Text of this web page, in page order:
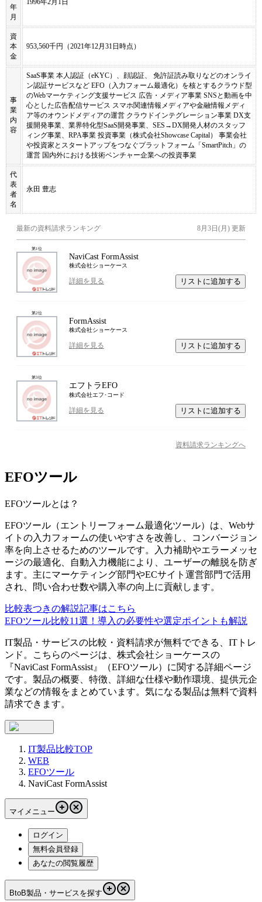
年
月
1996年2月1日
資
本
金
953,560千円（2021年12月31日時点）
事
業
内
容
SaaS事業 本人認証（eKYC）、顔認証、 免許証読み取りなどのオンライ
ン認証サービスなど EFO（入力フォーム最適化）を核とするクラウド型
のWebマーケティング支援サービス 広告・メディア事業 SNSと動画を中
心とした広告配信サービス スマホ関連情報メディアや金融情報メディ
ア等のオウンドメディアの運営 クラウドインテグレーション事業 DX支
援開発事業、業界特化型SaaS開発事業、SES→DX開発人材のスタッフ
ィング事業、RPA事業 投資事業（株式会社Showcase Capital） 事業会社
や投資家とスタートアップをつなぐプラットフォーム「SmartPitch」の
運営 国内外における技術ベンチャー企業への投資事業
代
表
者
名
永田 豊志
最新の資料請求ランキング 8月3日(月) 更新
第1位
NaviCast FormAssist
株式会社ショーケース
詳細を見る リストに追加する
第2位
FormAssist
株式会社ショーケース
詳細を見る リストに追加する
第3位
エフトラEFO
株式会社エフ･コード
詳細を見る リストに追加する
資料請求ランキングへ
EFOツール
EFOツールとは？
EFOツール（エントリーフォーム最適化ツール）は、Webサ
イトの入力フォームの使いやすさを改善し、コンバージョン
率を向上させるためのツールです。入力補助やエラーメッセ
ージの最適化、自動入力機能により、ユーザーの離脱を防ぎ
ます。主にマーケティング部門やECサイト運営部門で活用
され、問い合わせ数や購入率の向上に貢献します。
比較表つきの解説記事はこちら
EFOツール比較11選！導入の必要性や選定ポイントも解説
IT製品・サービスの比較・資料請求が無料でできる、ITトレ
ンド。こちらのページは、 株式会社ショーケースの
『NaviCast FormAssist 』（EFOツール）に関する詳細ページ
です。製品の概要、特徴、詳細な仕様や動作環境、提供元企
業などの情報をまとめています。気になる製品は無料で資料
請求できます。
IT製品比較TOP
WEB
EFOツール
NaviCast FormAssist
マイメニュー
ログイン
無料会員登録
あなたの閲覧履歴
BtoB製品・サービスを探す